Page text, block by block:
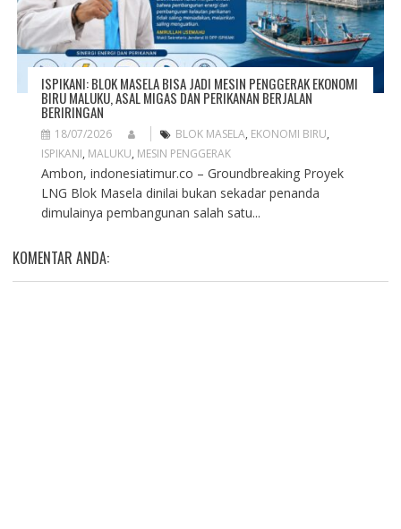
ISPIKANI: BLOK MASELA BISA JADI MESIN PENGGERAK EKONOMI
BIRU MALUKU, ASAL MIGAS DAN PERIKANAN BERJALAN
BERIRINGAN
18/07/2026 BLOK MASELA, EKONOMI BIRU,
ISPIKANI, MALUKU, MESIN PENGGERAK
Ambon, indonesiatimur.co – Groundbreaking Proyek
LNG Blok Masela dinilai bukan sekadar penanda
dimulainya pembangunan salah satu...
KOMENTAR ANDA: